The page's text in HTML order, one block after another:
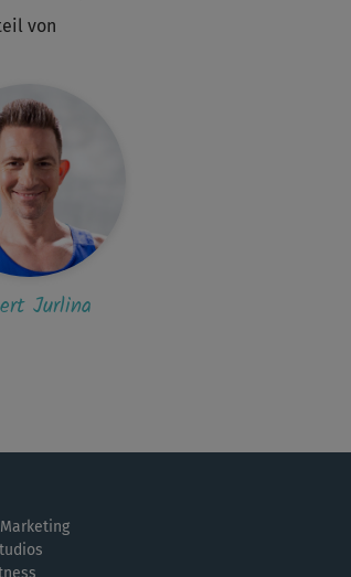
und kurzweilig.
Flug. Auch mit Hanteln
davon!
unteren Rand...
von
Jurlina